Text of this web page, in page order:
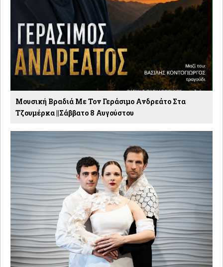
Μουσική Βραδιά Με Τον Γεράσιμο Ανδρεάτο Στα
Τζουμέρκα ||Σάββατο 8 Αυγούστου